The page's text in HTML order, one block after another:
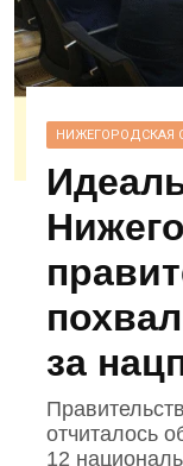
НИЖЕГОРОДСКАЯ
за
отчиталось
12